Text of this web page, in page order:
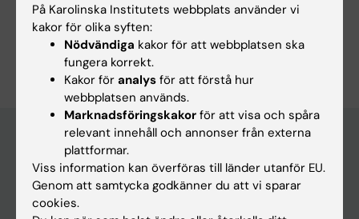
Samhällsvetenskapliga hälso- och koststudier
Är du Petter Tinghög?
Redigera din profil
Huvudmeny
Utbildning
På Karolinska Institutets webbplats använder vi
kakor för olika syften:
Nödvändiga kakor för att webbplatsen ska
fungera korrekt.
Kakor för analys för att förstå hur
webbplatsen används.
Marknadsföringskakor för att visa och spåra
relevant innehåll och annonser från externa
plattformar.
Viss information kan överföras till länder utanför EU.
Genom att samtycka godkänner du att vi sparar
cookies.